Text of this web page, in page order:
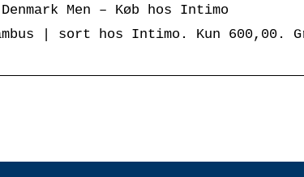
Men – Køb hos Intimo
| sort hos Intimo. Kun 600,00.